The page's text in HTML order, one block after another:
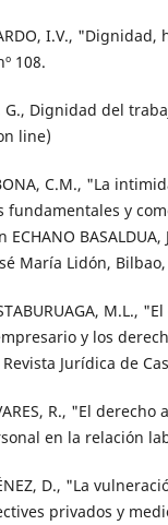
I.V.,
108.
G., Dignidad del
line)
C.M., "La
fundamentales y
María Lidón,
M.L.,
y los
Jurídica de
R., "El
en la relación
D., "La
privados y